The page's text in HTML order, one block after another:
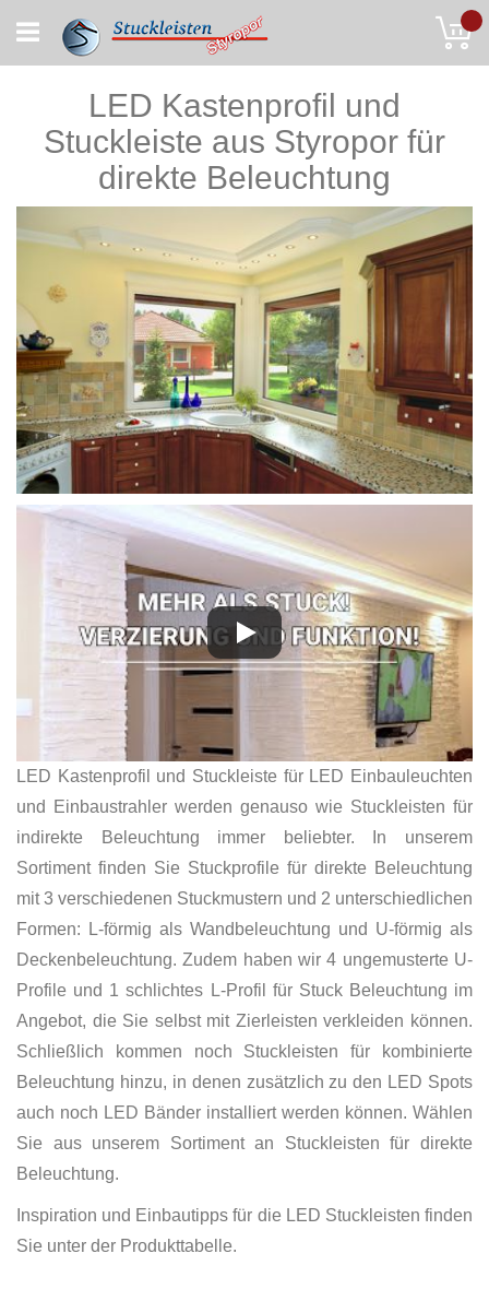
to
Content
LED Kastenprofil und
Stuckleiste aus Styropor für
direkte Beleuchtung
LED Kastenprofil und Stuckleiste für LED Einbauleuchten
und Einbaustrahler werden genauso wie Stuckleisten für
indirekte Beleuchtung immer beliebter. In unserem
Sortiment finden Sie Stuckprofile für direkte Beleuchtung
mit 3 verschiedenen Stuckmustern und 2 unterschiedlichen
Formen: L-förmig als Wandbeleuchtung und U-förmig als
Deckenbeleuchtung. Zudem haben wir 4 ungemusterte U-
Profile und 1 schlichtes L-Profil für Stuck Beleuchtung im
Angebot, die Sie selbst mit Zierleisten verkleiden können.
Schließlich kommen noch Stuckleisten für kombinierte
Beleuchtung hinzu, in denen zusätzlich zu den LED Spots
auch noch LED Bänder installiert werden können. Wählen
Sie aus unserem Sortiment an Stuckleisten für direkte
Beleuchtung.
Inspiration und Einbautipps für die LED Stuckleisten finden
Sie unter der Produkttabelle.